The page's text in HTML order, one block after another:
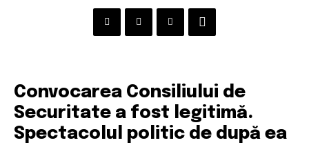
Convocarea Consiliului de
Securitate a fost legitimă.
Spectacolul politic de după ea